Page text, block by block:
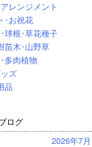
レンジメント
･お祝花
球根･草花種子
苗木･山野草
多肉植物
ズ
品
ログ
2026年7月